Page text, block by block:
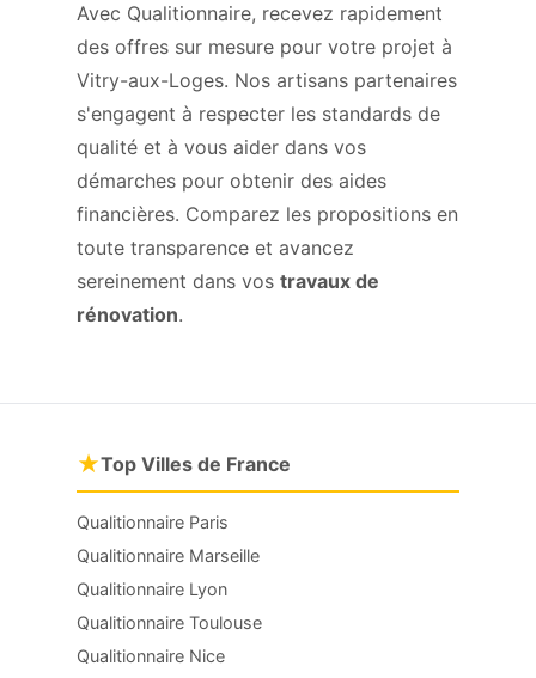
Avec Qualitionnaire, recevez rapidement
des offres sur mesure pour votre projet à
Vitry-aux-Loges. Nos artisans partenaires
s'engagent à respecter les standards de
qualité et à vous aider dans vos
démarches pour obtenir des aides
financières. Comparez les propositions en
toute transparence et avancez
sereinement dans vos travaux de
rénovation.
★Top Villes de France
Qualitionnaire Paris
Qualitionnaire Marseille
Qualitionnaire Lyon
Qualitionnaire Toulouse
Qualitionnaire Nice